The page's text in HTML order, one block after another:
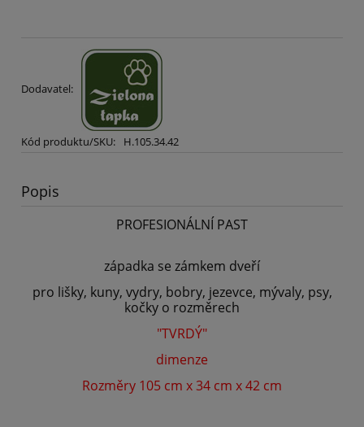
Dodavatel:
Kód produktu/SKU: H.105.34.42
Popis
PROFESIONÁLNÍ PAST
západka se zámkem dveří
pro lišky, kuny, vydry, bobry, jezevce, mývaly, psy,
kočky o rozměrech
"TVRDÝ"
dimenze
Rozměry 105 cm x 34 cm x 42 cm